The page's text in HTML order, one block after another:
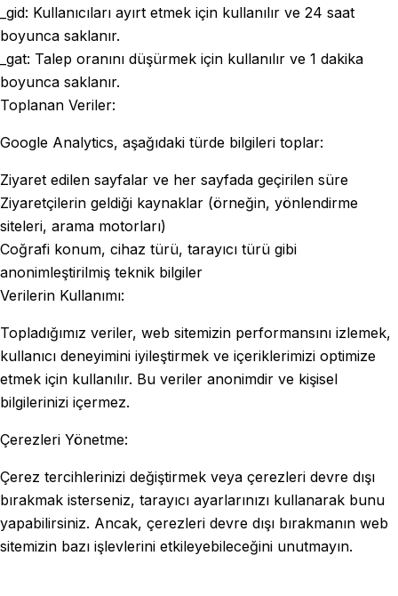
_gid: Kullanıcıları ayırt etmek için kullanılır ve 24 saat
boyunca saklanır.
_gat: Talep oranını düşürmek için kullanılır ve 1 dakika
boyunca saklanır.
Toplanan Veriler:
Google Analytics, aşağıdaki türde bilgileri toplar:
Ziyaret edilen sayfalar ve her sayfada geçirilen süre
Ziyaretçilerin geldiği kaynaklar (örneğin, yönlendirme
siteleri, arama motorları)
Coğrafi konum, cihaz türü, tarayıcı türü gibi
anonimleştirilmiş teknik bilgiler
Verilerin Kullanımı:
Topladığımız veriler, web sitemizin performansını izlemek,
kullanıcı deneyimini iyileştirmek ve içeriklerimizi optimize
etmek için kullanılır. Bu veriler anonimdir ve kişisel
bilgilerinizi içermez.
Çerezleri Yönetme:
Çerez tercihlerinizi değiştirmek veya çerezleri devre dışı
bırakmak isterseniz, tarayıcı ayarlarınızı kullanarak bunu
yapabilirsiniz. Ancak, çerezleri devre dışı bırakmanın web
sitemizin bazı işlevlerini etkileyebileceğini unutmayın.